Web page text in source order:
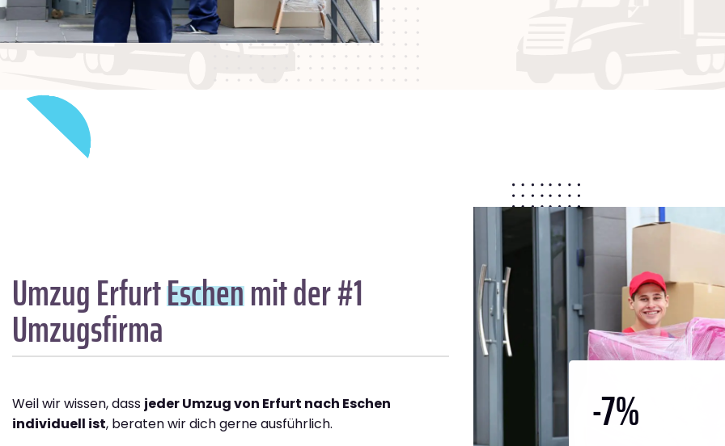
Umzug ErfurtEschenmit der #1
Umzugsfirma
Weil wir wissen, dass jeder Umzug von Erfurt nach Eschen
individuell ist, beraten wir dich gerne ausführlich.
-7%